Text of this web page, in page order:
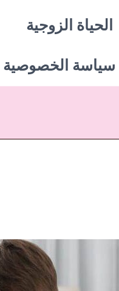
الحياة الزوجية
سياسة الخصوصية